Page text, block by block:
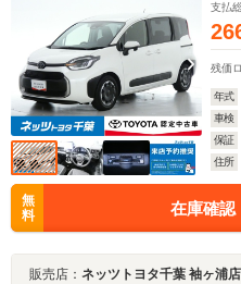
支払
残価
年式
車検
保証
住所
無
料
在庫確認
販売店： ネッツトヨタ千葉 袖ヶ浦店